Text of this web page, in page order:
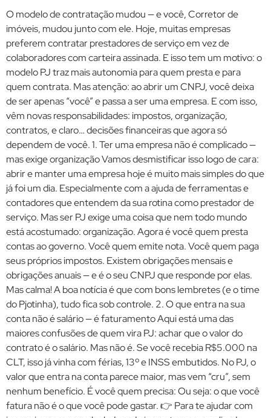
O modelo de contratação mudou — e você, Corretor de
imóveis, mudou junto com ele. Hoje, muitas empresas
preferem contratar prestadores de serviço em vez de
colaboradores com carteira assinada. E isso tem um motivo: o
modelo PJ traz mais autonomia para quem presta e para
quem contrata. Mas atenção: ao abrir um CNPJ, você deixa
de ser apenas “você” e passa a ser uma empresa. E com isso,
vêm novas responsabilidades: impostos, organização,
contratos, e claro… decisões financeiras que agora só
dependem de você. 1. Ter uma empresa não é complicado —
mas exige organização Vamos desmistificar isso logo de cara:
abrir e manter uma empresa hoje é muito mais simples do que
já foi um dia. Especialmente com a ajuda de ferramentas e
contadores que entendem da sua rotina como prestador de
serviço. Mas ser PJ exige uma coisa que nem todo mundo
está acostumado: organização. Agora é você quem presta
contas ao governo. Você quem emite nota. Você quem paga
seus próprios impostos. Existem obrigações mensais e
obrigações anuais — e é o seu CNPJ que responde por elas.
Mas calma! A boa notícia é que com bons lembretes (e o time
do Pjotinha), tudo fica sob controle. 2. O que entra na sua
conta não é salário — é faturamento Aqui está uma das
maiores confusões de quem vira PJ: achar que o valor do
contrato é o salário. Mas não é. Se você recebia R$5.000 na
CLT, isso já vinha com férias, 13º e INSS embutidos. No PJ, o
valor que entra na conta parece maior, mas vem “cru”, sem
nenhum benefício. É você quem precisa: Ou seja: o que você
fatura não é o que você pode gastar. 👉 Para te ajudar com